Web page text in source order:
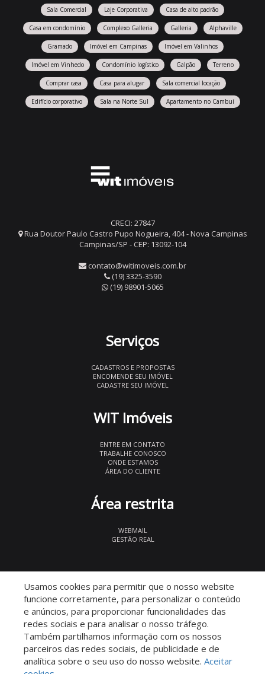
Sala Comercial Laje Corporativa Casa de alto padrão
Casa em condomínio Complexo Galleria Galleria Alphaville
Gramado Imóvel em Campinas Imóvel em Valinhos
Imóvel em Vinhedo Condomínio logístico Galpão Terreno
Comprar casa Casa para alugar Sala comercial locação
Edifício corporativo Sala na Norte Sul Apartamento no Cambuí
CRECI: 27847
Rua Doutor Paulo Castro Pupo Nogueira, 404 - Nova Campinas
Campinas/SP - CEP: 13092-104
contato@witimoveis.com.br
(19) 3325-3590
(19) 98901-5065
Serviços
CADASTROS E PROPOSTAS
ENCOMENDE SEU IMÓVEL
CADASTRE SEU IMÓVEL
WIT Imóveis
ENTRE EM CONTATO
TRABALHE CONOSCO
ONDE ESTAMOS
ÁREA DO CLIENTE
Área restrita
WEBMAIL
GESTÃO REAL
Descomplicado por:
Usamos cookies para permitir que o nosso website
funcione corretamente, para personalizar o conteúdo
e anúncios, para proporcionar funcionalidades das
redes sociais e para analisar o nosso tráfego.
Também partilhamos informação com os nossos
parceiros das redes sociais, de publicidade e de
analítica sobre o seu uso do nosso website. Aceitar